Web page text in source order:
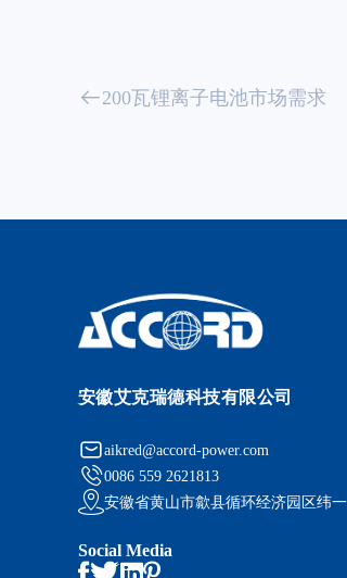
200瓦锂离子电池市场需求
安徽艾克瑞德科技有限公司
aikred@accord-power.com
0086 559 2621813
安徽省黄山市歙县循环经济园区纬
Social Media